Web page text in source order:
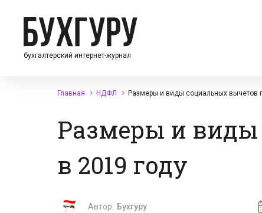
бухгалтерский интернет-журнал
Главная НДФЛ Размеры и виды социальных вычетов
Размеры и
в 2019 году
Автор: Бухгуру